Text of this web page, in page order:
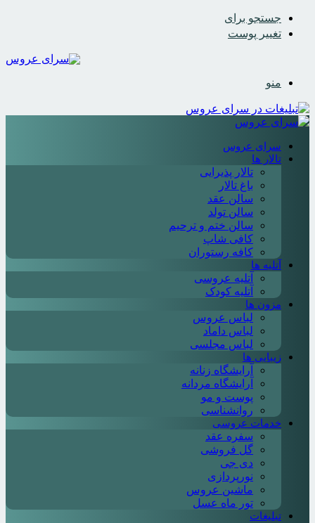
جستجو برای
تغییر پوست
منو
سرای عروس
تالار ها
تالار پذیرایی
باغ تالار
سالن عقد
سالن تولد
سالن ختم و ترحیم
کافی شاپ
کافه رستوران
آتلیه ها
آتلیه عروسی
آتلیه کودک
مزون ها
لباس عروس
لباس داماد
لباس مجلسی
زیبایی ها
آرایشگاه زنانه
آرایشگاه مردانه
پوست و مو
روانشناسی
خدمات عروسی
سفره عقد
گل فروشی
دی جی
نورپردازی
ماشین عروس
تور ماه عسل
تبلیغات